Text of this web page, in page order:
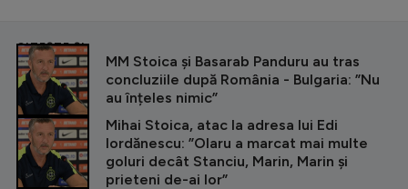
CITEȘTE ȘI
MM Stoica și Basarab Panduru au tras
concluziile după România - Bulgaria: ”Nu
au înțeles nimic”
Mihai Stoica, atac la adresa lui Edi
Iordănescu: ”Olaru a marcat mai multe
goluri decât Stanciu, Marin, Marin şi
prieteni de-ai lor”